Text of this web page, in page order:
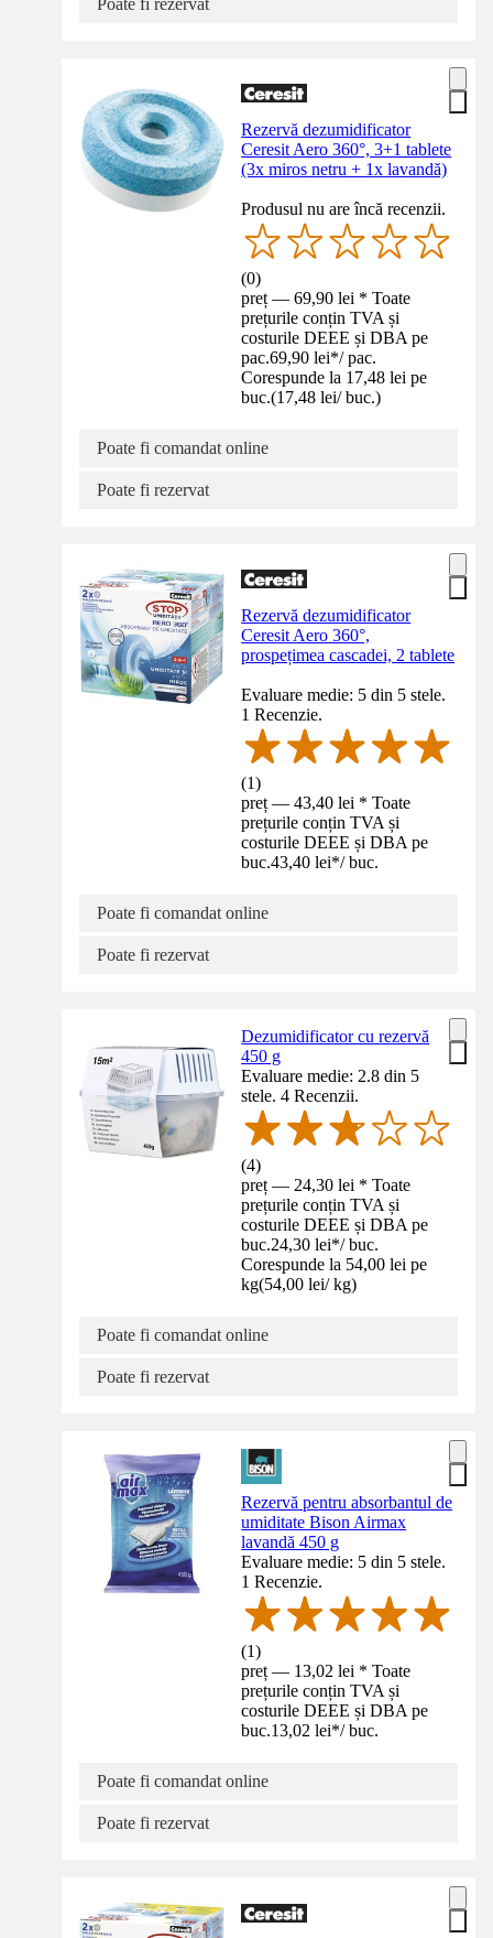
Rezervă dezumidificator
Ceresit Aero 360°, 3+1 tablete
(3x miros netru + 1x lavandă)
Produsul nu are încă recenzii.
(0)
preț — 69,90 lei * Toate
prețurile conțin TVA și
costurile DEEE și DBA pe
pac.69,90 lei*/ pac.
Corespunde la 17,48 lei pe
buc.(17,48 lei/ buc.)
Poate fi comandat online
Poate fi rezervat
Rezervă dezumidificator
Ceresit Aero 360°,
prospețimea cascadei, 2 tablete
Evaluare medie: 5 din 5 stele.
1 Recenzie.
(1)
preț — 43,40 lei * Toate
prețurile conțin TVA și
costurile DEEE și DBA pe
buc.43,40 lei*/ buc.
Poate fi comandat online
Poate fi rezervat
Dezumidificator cu rezervă
450 g
Evaluare medie: 2.8 din 5
stele. 4 Recenzii.
(4)
preț — 24,30 lei * Toate
prețurile conțin TVA și
costurile DEEE și DBA pe
buc.24,30 lei*/ buc.
Corespunde la 54,00 lei pe
kg(54,00 lei/ kg)
Poate fi comandat online
Poate fi rezervat
Rezervă pentru absorbantul de
umiditate Bison Airmax
lavandă 450 g
Evaluare medie: 5 din 5 stele.
1 Recenzie.
(1)
preț — 13,02 lei * Toate
prețurile conțin TVA și
costurile DEEE și DBA pe
buc.13,02 lei*/ buc.
Poate fi comandat online
Poate fi rezervat